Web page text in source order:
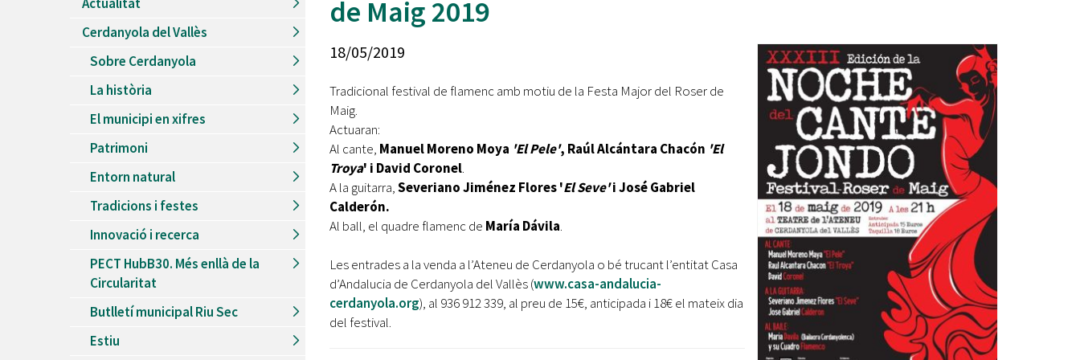
Recursos Humans
Retiment de Comptes
Accés a Informació Pública
Dades Obertes
Catàleg de Serveis i Tràmits
Del26/06/2026al30/08/2026
Patis oberts temporada d'estiu
Piscines d'estiu a Cerdanyola
Del01/06/2026al30/09/2026
Refugis climàtics a Cerdanyola
Jocs d'aigua del Parc Cordelles
Del01/07/2024al31/08/2026
Decorem! Conte 'La truita de nabius'
Oberta la convocatòria d'Ajuts per a l'autoocupació
jove 2026
Cerdanyola opta a més de 5 milions d'euros del Pla de
l'entorn de l'avinguda Catalunya
tret de sortida al festival
L’Ajuntament reparteix ulleres gratuïtes per veure
l'eclipsi solar
Entitats
Equipaments
Mercats Municipals
Webs Municipals
Cerdanyola del Vallès
Sobre Cerdanyola
La història
El municipi en xifres
Patrimoni
Entorn natural
Tradicions i festes
Innovació i recerca
PECT HubB30. Més enllà de la
Circularitat
Butlletí municipal Riu Sec
Estiu
de Maig 2019
18/05/2019
Tradicional festival de flamenc amb motiu de la Festa Major del Roser de
Maig.
Actuaran:
Al cante, Manuel Moreno Moya 'El Pele', Raúl Alcántara Chacón 'El
Troya' i David Coronel.
A la guitarra,Severiano Jiménez Flores 'El Seve'i José Gabriel
Calderón.
Al ball, el quadre flamenc de María Dávila.
Les entrades a la venda a l’Ateneu de Cerdanyola o bé trucant l’entitat Casa
d’Andalucia de Cerdanyola del Vallès (www.casa-andalucia-
cerdanyola.org), al 936 912 339, al preu de 15€, anticipada i 18€ el mateix dia
del festival.